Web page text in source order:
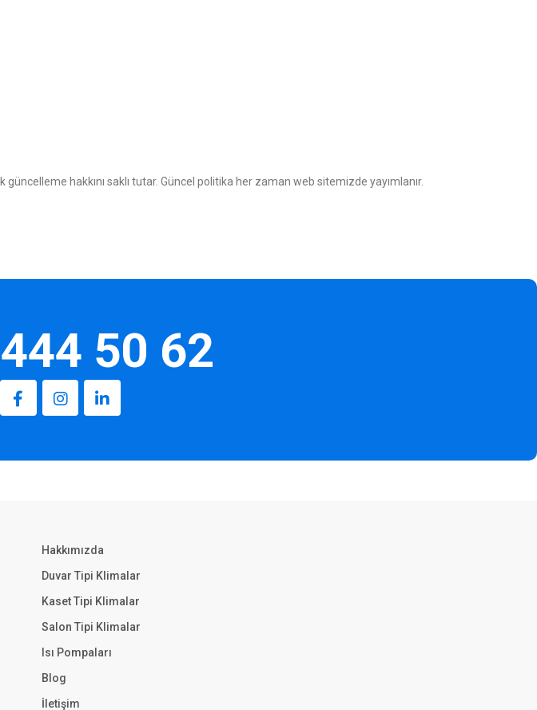
hakkını saklı tutar. Güncel politika her zaman web sitemizde yayımlanır.
444 50 62
Hakkımızda
Duvar Tipi Klimalar
Kaset Tipi Klimalar
Salon Tipi Klimalar
Isı Pompaları
Blog
İletişim